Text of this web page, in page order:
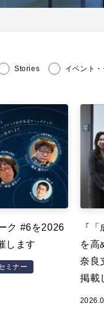
Stories イベント
ク #6を2026
します
ミナー
『
を高
奈良
掲載